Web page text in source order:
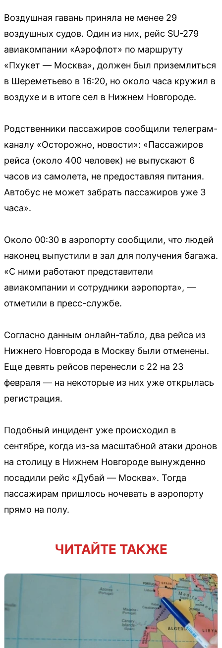
Воздушная гавань приняла не менее 29
воздушных судов. Один из них, рейс SU-279
авиакомпании «Аэрофлот» по маршруту
«Пхукет — Москва», должен был приземлиться
в Шереметьево в 16:20, но около часа кружил в
воздухе и в итоге сел в Нижнем Новгороде.
Родственники пассажиров сообщили телеграм-
каналу «Осторожно, новости»: «Пассажиров
рейса (около 400 человек) не выпускают 6
часов из самолета, не предоставляя питания.
Автобус не может забрать пассажиров уже 3
часа».
Около 00:30 в аэропорту сообщили, что людей
наконец выпустили в зал для получения багажа.
«С ними работают представители
авиакомпании и сотрудники аэропорта», —
отметили в пресс-службе.
Согласно данным онлайн-табло, два рейса из
Нижнего Новгорода в Москву были отменены.
Еще девять рейсов перенесли с 22 на 23
февраля — на некоторые из них уже открылась
регистрация.
Подобный инцидент уже происходил в
сентябре, когда из-за масштабной атаки дронов
на столицу в Нижнем Новгороде вынужденно
посадили рейс «Дубай — Москва». Тогда
пассажирам пришлось ночевать в аэропорту
прямо на полу.
ЧИТАЙТЕ ТАКЖЕ